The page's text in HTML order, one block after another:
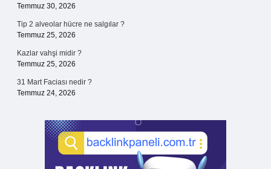
Temmuz 30, 2026
Tip 2 alveolar hücre ne salgılar ?
Temmuz 25, 2026
Kazlar vahşi midir ?
Temmuz 25, 2026
31 Mart Faciası nedir ?
Temmuz 24, 2026